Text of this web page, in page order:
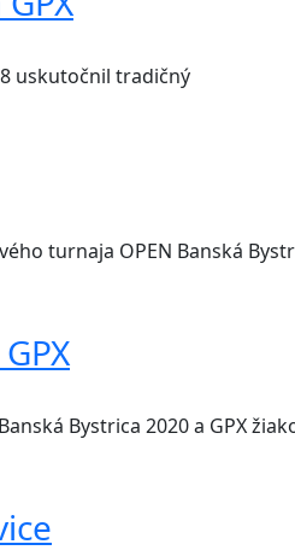
uskutočnil tradičný
turnaja OPEN Banská
Banská Bystrica 2020 a GPX